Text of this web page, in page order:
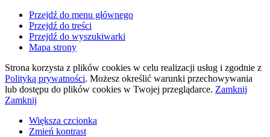
Przejdź do menu głównego
Przejdź do treści
Przejdź do wyszukiwarki
Mapa strony
Strona korzysta z plików cookies w celu realizacji usług i zgodnie z
Polityką prywatności. Możesz określić warunki przechowywania
lub dostępu do plików cookies w Twojej przeglądarce. Zamknij
Zamknij
Większa czcionka
Zmień kontrast